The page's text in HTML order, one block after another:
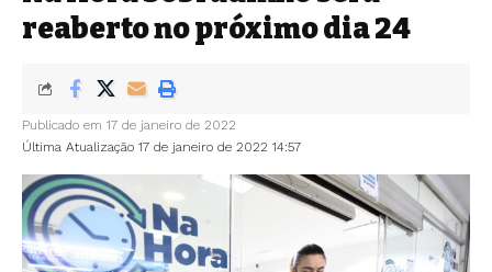
reaberto no próximo dia 24
Última Atualização 17 de janeiro de 2022 14:57
Publicado em 17 de janeiro de 2022